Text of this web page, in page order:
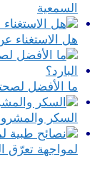
السمعية
هل الاستغناء
ما الأفضل
السكر
لمواجهة تعرّق